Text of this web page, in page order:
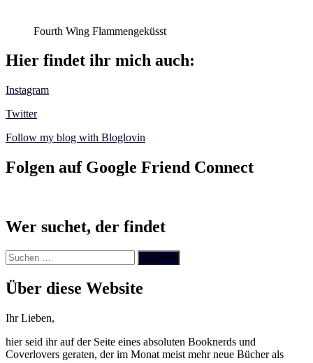
Fourth Wing Flammengeküsst
Hier findet ihr mich auch:
Instagram
Twitter
Follow my blog with Bloglovin
Folgen auf Google Friend Connect
Wer suchet, der findet
Suchen
nach:
Über diese Website
Ihr Lieben,
hier seid ihr auf der Seite eines absoluten Booknerds und
Coverlovers geraten, der im Monat meist mehr neue Bücher als